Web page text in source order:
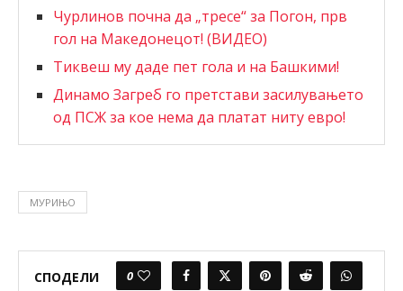
Чурлинов почна да „тресе“ за Погон, прв
гол на Македонецот! (ВИДЕО)
Тиквеш му даде пет гола и на Башкими!
Динамо Загреб го претстави засилувањето
од ПСЖ за кое нема да платат ниту евро!
МУРИЊО
СПОДЕЛИ 0